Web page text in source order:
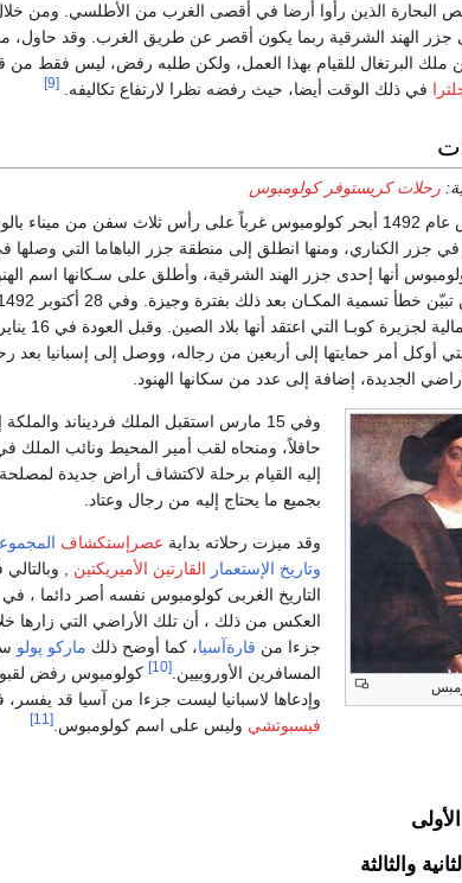
الذين رأوا أرضا في أقصى الغرب من الأطلسي. ومن
ملك البرتغال للقيام بهذا العمل، ولكن طلبه رفض، ليس فقط من
في ذلك الوقت أيضا، حيث رفضه نظرا لارتفاع تكاليفه. [9]
رحلات كريستوفر كولومبوس
في 3 أغسطس عام 1492 أبحر كولومبوس غرباً على رأس ثلاث سفن من
أنها إحدى جزر الهند الشرقية، وأطلق على سـكانها اسم
أوكل أمر حمايتها إلى أربعين من رجاله، ووصل إلى إسبانيا بعد
الجديدة، إضافة إلى عدد من سكانها الهنود.
وفي 15 مارس استقبل الملك فرديناند
حافلاً، ومنحاه لقب أمير المحيط ونائب الملك في
إليه القيام برحلة لاكتشاف أراض جديدة لمصلحة
بجميع ما يحتاج إليه من رجال وعتاد.
وقد ميزت رحلاته بداية عصرإستكشاف
وتاريخ الإستعمار القارتين الأميريكتين
,
التاريخ الغربى كولومبوس نفسه أصر دائما ،
العكس من ذلك ، أن تلك الأراضي التي زارها
جزءا من قارةآسيا، كما أوضح ذلك ماركو پولو
المسافرين الأوروبيين. [10]
كولومبوس رفض
وإدعاها لاسبانيا ليست جزءا من آسيا قد
فيسبوتشي وليس على اسم كولومبوس. [11]
والثالثة